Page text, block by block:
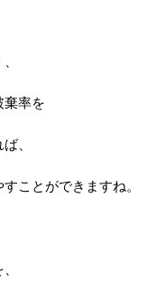
棄率を
、
ことができますね。